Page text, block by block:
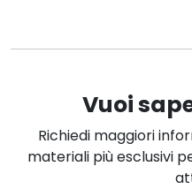
Vuoi
Richiedi maggiori
materiali più esclusivi